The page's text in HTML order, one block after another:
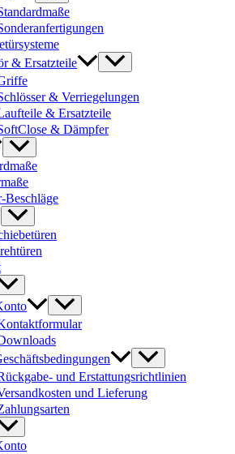
& Ersatzteile
& Verriegelungen
& Ersatzteile
& Dämpfer
Beschläge
und Erstattungsrichtlinien
und Lieferung